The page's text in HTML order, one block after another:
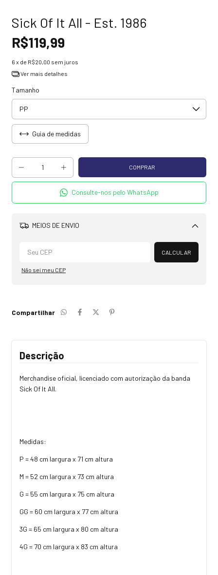
Sick Of It All - Est. 1986
R$119,99
6 x de R$20,00 sem juros
Ver mais detalhes
Tamanho
Guia de medidas
Consulte-nos pelo WhatsApp
MEIOS DE ENVIO
Alterar CEP
CALCULAR
Não sei meu CEP
Compartilhar
Descrição
Merchandise oficial, licenciado com autorização da banda
Sick Of It All.
Medidas:
P = 48 cm largura x 71 cm altura
M = 52 cm largura x 73 cm altura
G = 55 cm largura x 75 cm altura
GG = 60 cm largura x 77 cm altura
3G = 65 cm largura x 80 cm altura
4G = 70 cm largura x 83 cm altura